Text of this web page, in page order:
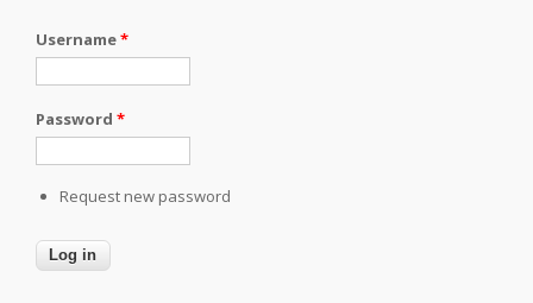
Username*
Password *
Request new password